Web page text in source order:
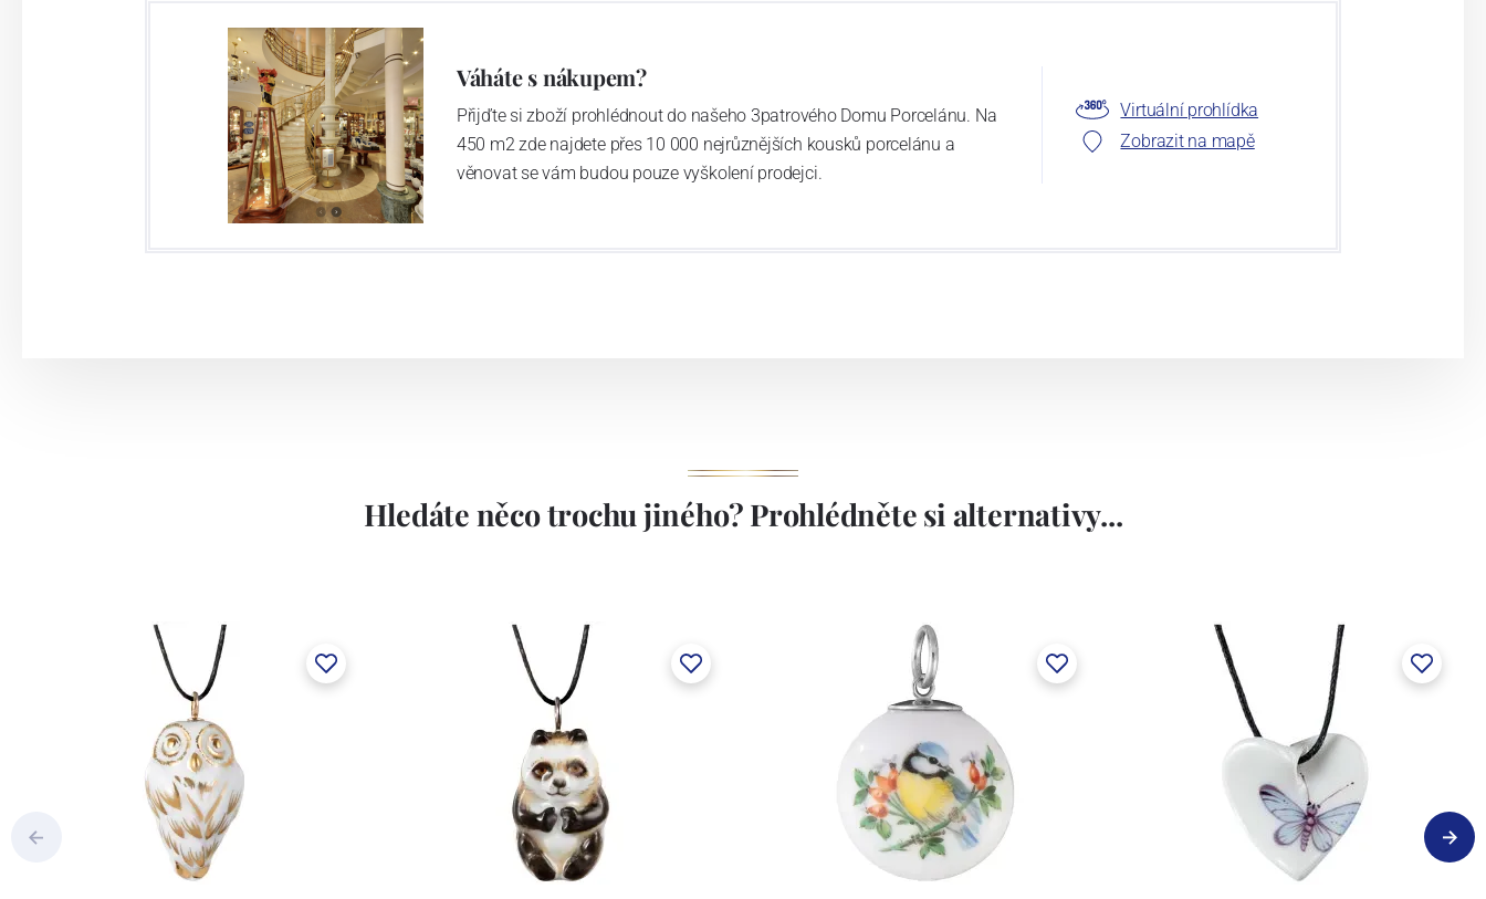
Váháte s nákupem?
Přijďte si zboží prohlédnout do našeho 3patrového Domu Porcelánu. Na
450 m2 zde najdete přes 10 000 nejrůznějších kousků porcelánu a
věnovat se vám budou pouze vyškolení prodejci.
Virtuální prohlídka
Zobrazit na mapě
Hledáte něco trochu jiného? Prohlédněte si alternativy...